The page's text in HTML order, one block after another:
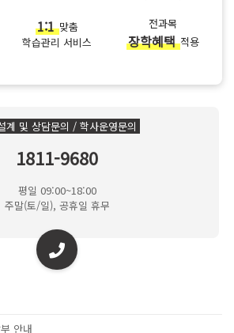
1:1맞춤
학습관리 서비스
전과목
장학혜택적용
계 및 상담문의 / 학사운영문의
1811-9680
평일 09:00~18:00
주말(토/일), 공휴일 휴무
안내